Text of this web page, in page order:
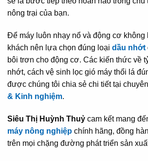
nông trại của bạn.
Để máy luôn nhạy nổ và động cơ không
khách nên lựa chọn đúng loại dầu nhớt
bôi trơn cho động cơ. Các kiến thức về
nhớt, cách vệ sinh lọc gió máy thổi lá
được chúng tôi chia sẻ chi tiết tại
& Kinh nghiệm.
Siêu Thị Huỳnh Thuỷ cam kết mang
máy nông nghiệp chính hãng, đồng
trên mọi chặng đường phát triển sản